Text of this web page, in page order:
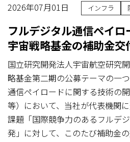
2026年07月01日 インフラ
フルデジタル通信ペイロ
宇宙戦略基金の補助金交
国立研究開発法人宇宙航空研究
略基金第二期の公募テーマの一
通信ペイロードに関する技術の
等）において、当社が代表機関
課題「国際競争力のあるフルデ
発」に対して、このたび補助金